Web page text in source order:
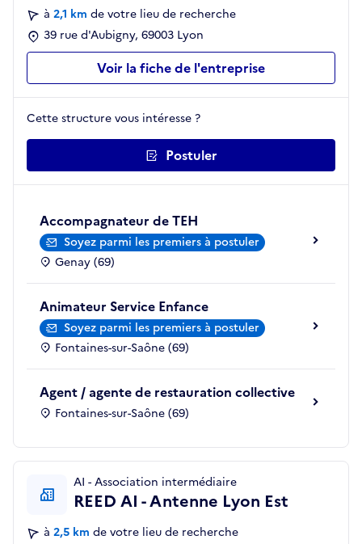
à 2,1 km de votre lieu de recherche
39 rue d'Aubigny, 69003 Lyon
Voir la fiche de l'entreprise
Cette structure vous intéresse ?
Postuler
Accompagnateur de TEH
Soyez parmi les premiers à postuler
Genay (69)
Animateur Service Enfance
Soyez parmi les premiers à postuler
Fontaines-sur-Saône (69)
Agent / agente de restauration collective
Fontaines-sur-Saône (69)
AI - Association intermédiaire
REED AI - Antenne Lyon Est
à 2,5 km de votre lieu de recherche